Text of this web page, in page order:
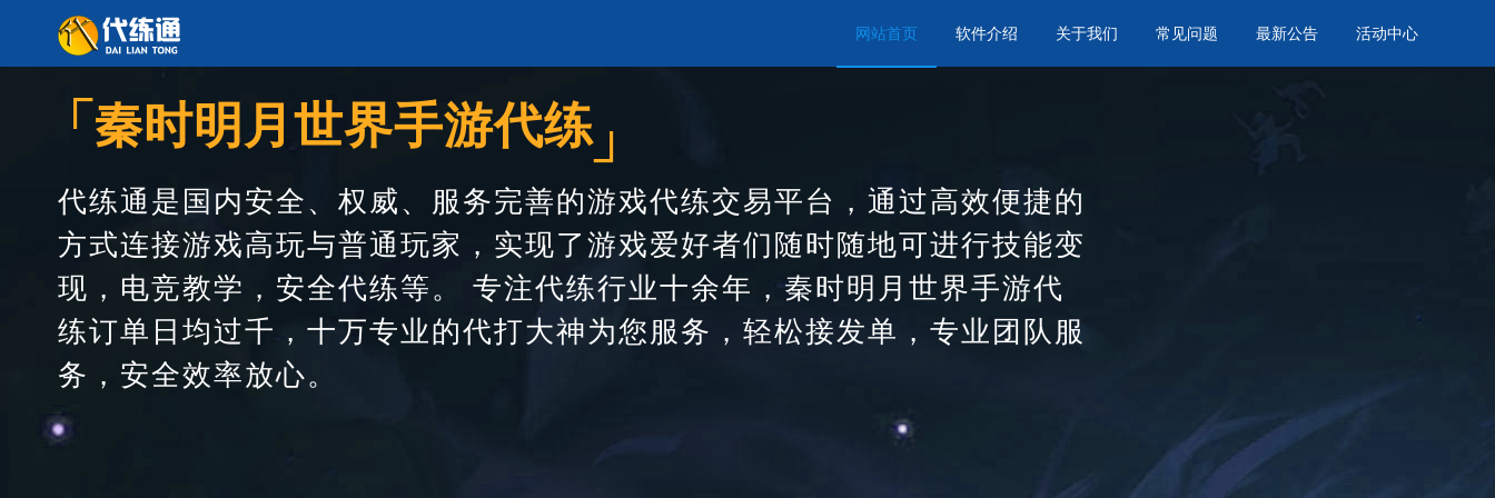
网站首页 软件介绍 关于我们 常见问题 最新公告 活动中心
┌秦时明月世界手游代练┘
代练通是国内安全、权威、服务完善的游戏代练交易平台，通过高效便捷的
方式连接游戏高玩与普通玩家，实现了游戏爱好者们随时随地可进行技能变
现，电竞教学，安全代练等。 专注代练行业十余年，秦时明月世界手游代
练订单日均过千，十万专业的代打大神为您服务，轻松接发单，专业团队服
务，安全效率放心。